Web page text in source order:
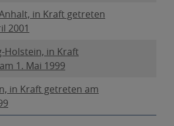
in Kraft getreten
2001
Holstein, in Kraft
1. Mai 1999
in Kraft getreten am